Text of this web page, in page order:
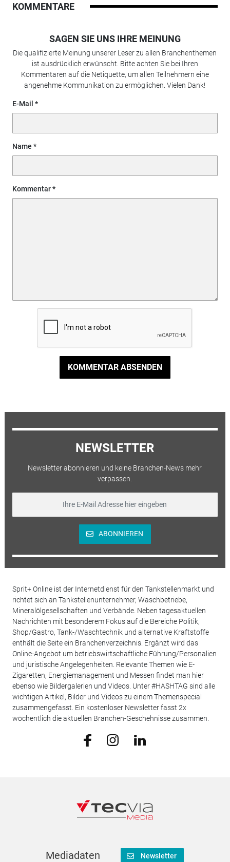
KOMMENTARE
SAGEN SIE UNS IHRE MEINUNG
Die qualifizierte Meinung unserer Leser zu allen Branchenthemen
ist ausdrücklich erwünscht. Bitte achten Sie bei Ihren
Kommentaren auf die Netiquette, um allen Teilnehmern eine
angenehme Kommunikation zu ermöglichen. Vielen Dank!
E-Mail
Name
Kommentar
KOMMENTAR ABSENDEN
NEWSLETTER
Newsletter abonnieren und keine Branchen-News mehr
verpassen.
ABONNIEREN
Sprit+ Online ist der Internetdienst für den Tankstellenmarkt und
richtet sich an Tankstellenunternehmer, Waschbetriebe,
Mineralölgesellschaften und Verbände. Neben tagesaktuellen
Nachrichten mit besonderem Fokus auf die Bereiche Politik,
Shop/Gastro, Tank-/Waschtechnik und alternative Kraftstoffe
enthält die Seite ein Branchenverzeichnis. Ergänzt wird das
Online-Angebot um betriebswirtschaftliche Führung/Personalien
und juristische Angelegenheiten. Relevante Themen wie E-
Zigaretten, Energiemanagement und Messen findet man hier
ebenso wie Bildergalerien und Videos. Unter #HASHTAG sind alle
wichtigen Artikel, Bilder und Videos zu einem Themenspecial
zusammengefasst. Ein kostenloser Newsletter fasst 2x
wöchentlich die aktuellen Branchen-Geschehnisse zusammen.
Mediadaten Newsletter